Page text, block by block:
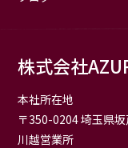
株式会社
本社所在地
〒350-0204 埼玉県
川越営業所